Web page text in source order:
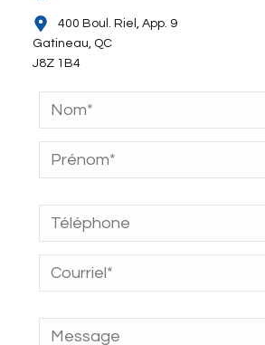
400 Boul. Riel, App. 9
Gatineau, QC
J8Z 1B4